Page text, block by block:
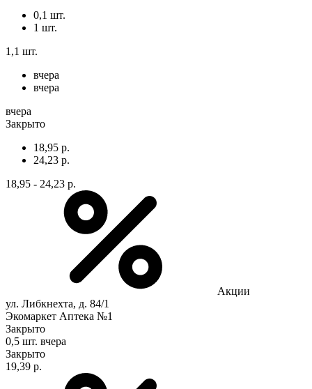
0,1 шт.
1 шт.
1,1 шт.
вчера
вчера
вчера
Закрыто
18,95 р.
24,23 р.
18,95 - 24,23 р.
Акции
ул. Либкнехта, д. 84/1
Экомаркет Аптека №1
Закрыто
0,5 шт. вчера
Закрыто
19,39 р.